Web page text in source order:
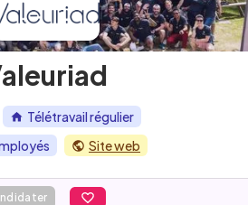
Télétravail régulier
Site web